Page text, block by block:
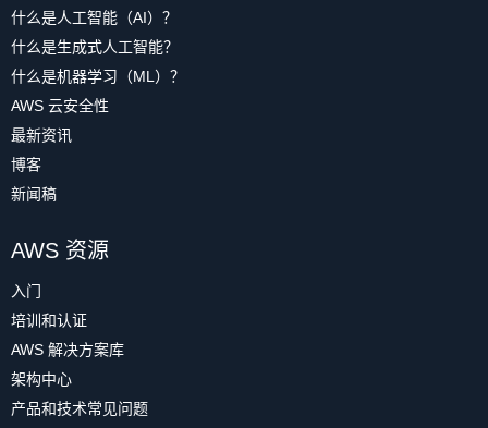
什么是人工智能（AI）？
什么是生成式人工智能？
什么是机器学习（ML）？
AWS 云安全性
最新资讯
博客
新闻稿
AWS 资源
入门
培训和认证
AWS 解决方案库
架构中心
产品和技术常见问题